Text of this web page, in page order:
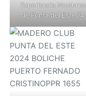
Experiencia Nocturna
de Punta del Este 74